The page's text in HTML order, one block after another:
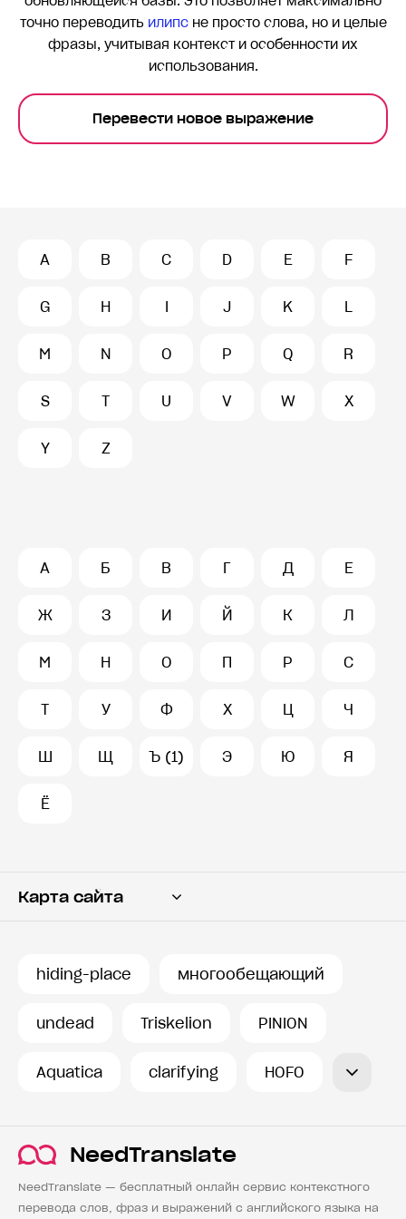
точно переводить илипсне просто слова, но и целые
фразы, учитывая контекст и особенности их
использования.
Перевести новое выражение
A B C D E F
G H I J K L
M N O P Q R
S T U V W X
Y Z
А Б В Г Д Е
Ж З И Й К Л
М Н О П Р С
Т У Ф Х Ц Ч
Ш Щ Ъ (1) Э Ю Я
Ё
Карта сайта
История запросов
hiding-place многообещающий
undead Triskelion PINION
Aquatica clarifying HOFO
NeedTranslate
NeedTranslate — бесплатный онлайн сервис контекстного
перевода слов, фраз и выражений с английского языка на